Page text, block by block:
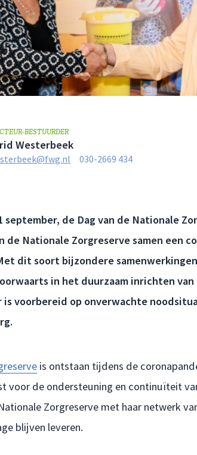
BESTUURDER
Westerbeek
030-2669 434
september, de Dag van de Nationale
de Nationale Zorgreserve samen een
dit soort bijzondere
in het duurzaam inrichten
is voorbereid op onverwachte
is ontstaan tijdens de
voor de ondersteuning en continuïteit
Zorgreserve met haar netwerk
blijven leveren.